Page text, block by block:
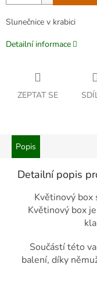
Slunečnice v krabici
Detailní informace
ZEPTAT SE
Popis
Detailní popis
Květinový box
Květinový box
Součástí této
balení, díky